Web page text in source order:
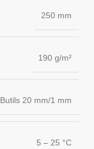
250 mm
190 g/m²
Butils 20 mm/1 mm
5 – 25 °C